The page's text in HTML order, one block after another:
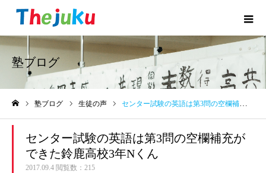
塾ブログ
塾ブログ 生徒の声 センター試験の英語は第3問の空欄補充ができた鈴鹿高校3年Nくん
センター試験の英語は第3問の空欄補充が
できた鈴鹿高校3年Nくん
2017.09.4 閲覧数：215